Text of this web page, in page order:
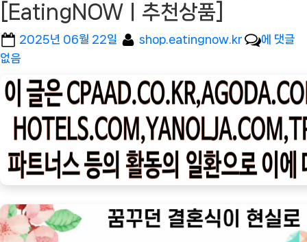
[EatingNOWㅣ추천상품]
Posted
on
2025년 06월 22일 By
shop.eatingnow.kr
[잇
우
ㅣ
인
기
상
인
테
에 댓글
없음